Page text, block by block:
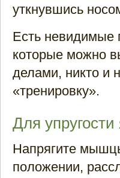
уткнувшись
Есть невидимые
которые можно
делами, никто и
«тренировку».
Для упругости
Напрягите
положении,